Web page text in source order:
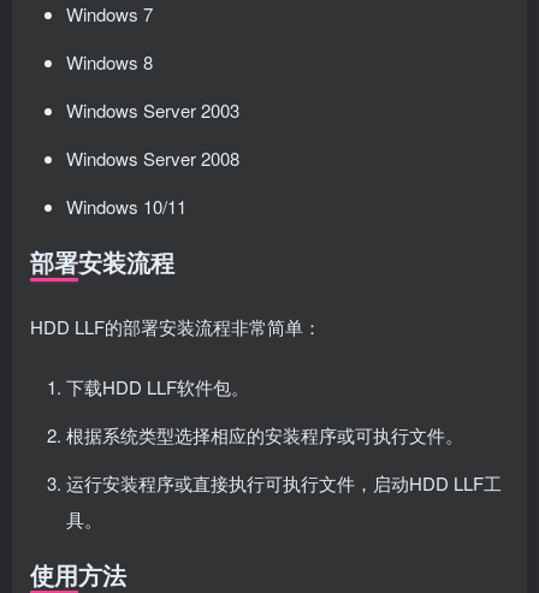
Windows 7
Windows 8
Windows Server 2003
Windows Server 2008
Windows 10/11
部署安装流程
HDD LLF的部署安装流程非常简单：
下载HDD LLF软件包。
根据系统类型选择相应的安装程序或可执行文件。
运行安装程序或直接执行可执行文件，启动HDD LLF工
具。
使用方法